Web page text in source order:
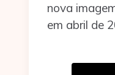
nova
em abril de